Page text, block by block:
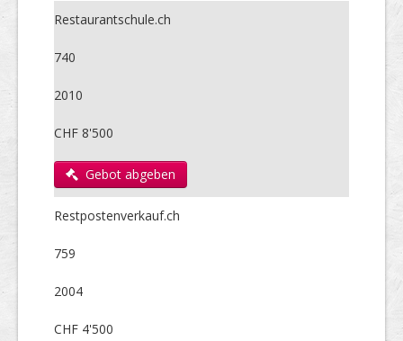
Restaurantschule.ch
740
2010
CHF 8'500
Gebot abgeben
Restpostenverkauf.ch
759
2004
CHF 4'500